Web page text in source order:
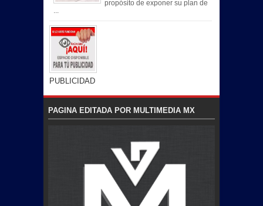
propósito de exponer su plan de
PUBLICIDAD
PAGINA EDITADA POR MULTIMEDIA MX